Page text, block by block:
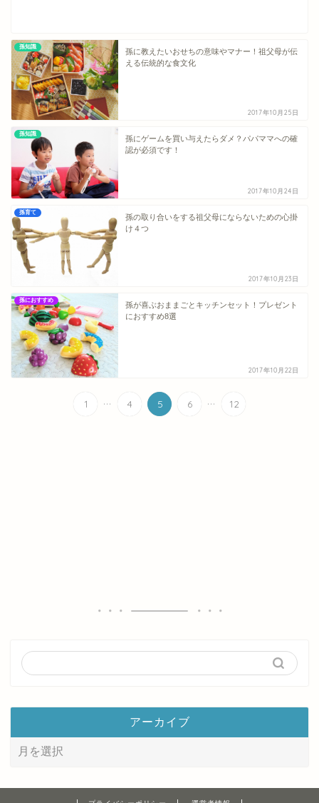
孫知識
孫に教えたいおせちの意味やマナー！祖父母が伝
える伝統的な食文化
2017年10月25日
孫知識
孫にゲームを買い与えたらダメ？パパママへの確
認が必須です！
2017年10月24日
孫育て
孫の取り合いをする祖父母にならないための心掛
け４つ
2017年10月23日
孫におすすめ
孫が喜ぶおままごとキッチンセット！プレゼント
におすすめ8選
2017年10月22日
1 ... 4 5 6 ... 12
アーカイブ